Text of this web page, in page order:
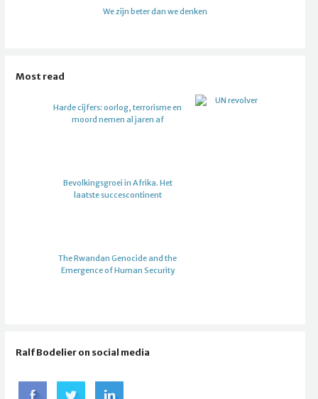
We zijn beter dan we denken
Most read
Harde cijfers: oorlog, terrorisme en
moord nemen al jaren af
Bevolkingsgroei in Afrika. Het
laatste succescontinent
The Rwandan Genocide and the
Emergence of Human Security
Ralf Bodelier on social media